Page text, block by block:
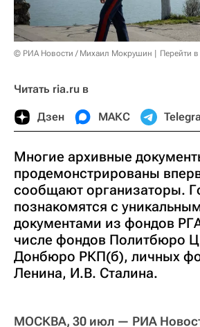
© РИА Новости / Михаил Мокрушин Перейти
Читать ria.ru в
Дзен МАКС
Многие архивные
продемонстрированы
сообщают организаторы.
познакомятся с
документами из фондов
числе фондов Политбюро
Донбюро РКП(б), личных
Ленина, И.В. Сталина.
МОСКВА, 30 июл — РИА